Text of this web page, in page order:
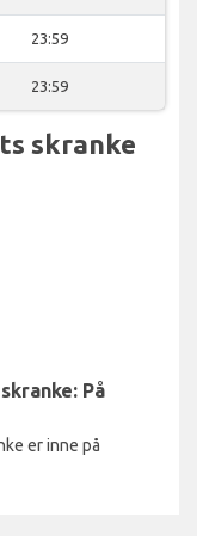
23:59
23:59
skranke
På
er inne på